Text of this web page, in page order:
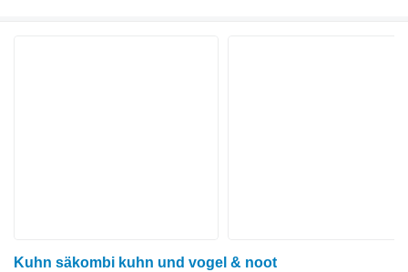
Kuhn säkombi kuhn und vogel & noot